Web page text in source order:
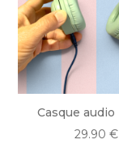
Casque
29.90€